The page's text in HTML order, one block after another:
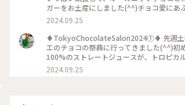
ガーをお土産にしました(^^)チョコ愛にあ
しできたのが、とっても楽しかったです 涼
ら、ますますチョコ美味しくなっちゃう
Chocolate Salon 2024#チョコ好き集まれ
習#カカオジュース#チョコって美味しいよ
2024.09.25
♦︎TokyoChocolateSalon2024①♦︎ 先週土
エのチョコの祭典に行ってきました(^^)初
100%のストレートジュースが、トロピカ
りな味わいでびっくり。カカオって南国の
ろんな産地のチョコが楽しめてチョコ好き
2024.09.25